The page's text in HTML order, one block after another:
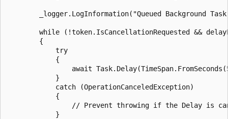
_logger.LogInformation("Queued Background
while (!token.IsCancellationRequested &&
        {
            try
            {
await
            }
            catch (OperationCanceledException)
            {
// Prevent throwing if the Delay is
            }